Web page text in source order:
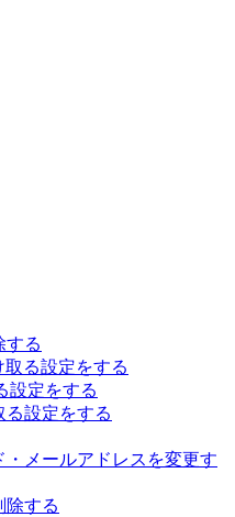
する
取る設定をする
設定をする
る設定をする
メールアドレスを変更す
除する